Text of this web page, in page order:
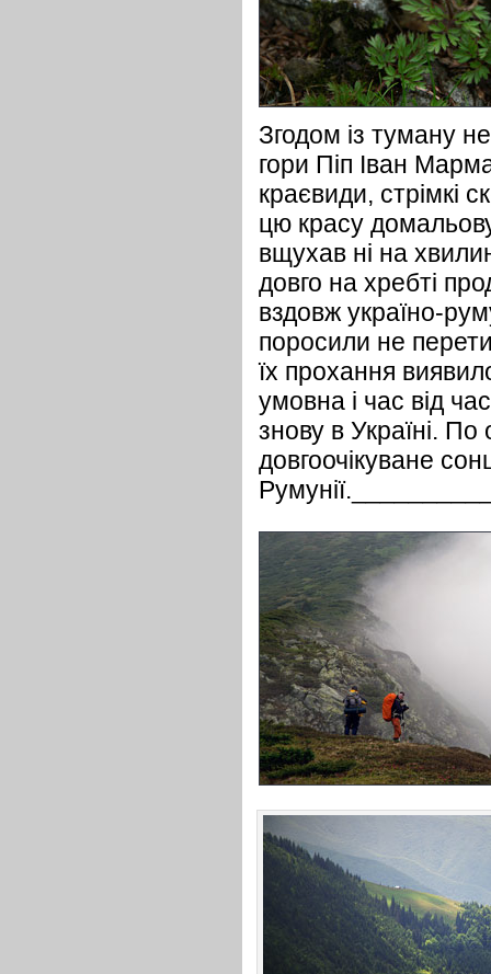
Згодом із туману
гори Піп Іван
краєвиди, стрімкі
цю красу
вщухав ні на
довго на хребті
вздовж україно-
поросили не
їх прохання
умовна і час від
знову в Україні. По
довгоочікуване